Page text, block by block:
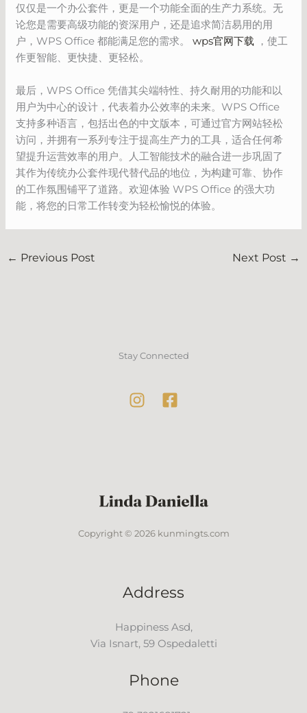
仅仅是一个办公套件，更是一个功能全面的生产力系统。无
论您是需要高级功能的资深用户，还是追求简洁易用的用
户，WPS Office 都能满足您的需求。wps官网下载 ，使工
作更智能、更快捷、更轻松。
最后，WPS Office 凭借其尖端特性、持久耐用的功能和以
用户为中心的设计，代表着办公效率的未来。WPS Office
支持多种语言，包括出色的中文版本，可通过官方网站轻松
访问，并拥有一系列专注于提高生产力的工具，适合任何希
望提升运营效率的用户。人工智能技术的融合进一步巩固了
其作为传统办公套件现代替代品的地位，为构建可靠、协作
的工作氛围铺平了道路。欢迎体验 WPS Office 的强大功
能，将您的日常工作转变为轻松愉悦的体验。
← Previous Post Next Post →
Stay Connected
Copyright © 2026 kunmingts.com
Address
Happiness Asd,
Via Isnart, 59 Ospedaletti
Phone